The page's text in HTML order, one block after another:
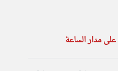
مدار الساعة